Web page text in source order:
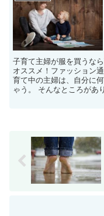
子育て主婦が服を買うな
オススメ！ファッション
育て中の主婦は、自分に
ゃう。 そんなところがあ